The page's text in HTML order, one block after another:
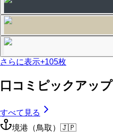
さらに表示+105枚
口コミピックアップ
すべて見る
境港（鳥取） 🇯🇵